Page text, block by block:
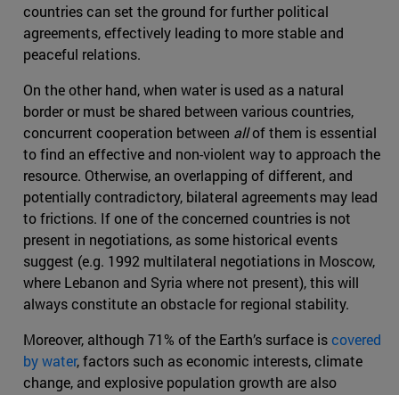
countries can set the ground for further political
agreements, effectively leading to more stable and
peaceful relations.
On the other hand, when water is used as a natural
border or must be shared between various countries,
concurrent cooperation between allof them is essential
to find an effective and non-violent way to approach the
resource. Otherwise, an overlapping of different, and
potentially contradictory, bilateral agreements may lead
to frictions. If one of the concerned countries is not
present in negotiations, as some historical events
suggest (e.g. 1992 multilateral negotiations in Moscow,
where Lebanon and Syria where not present), this will
always constitute an obstacle for regional stability.
Moreover, although 71% of the Earth’s surface iscovered
by water, factors such as economic interests, climate
change, and explosive population growth are also